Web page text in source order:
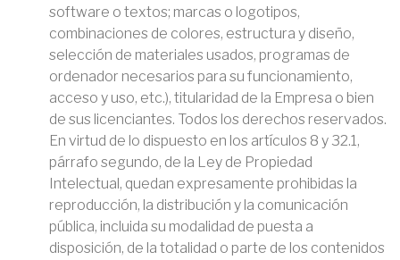
software o textos; marcas o logotipos,
combinaciones de colores, estructura y diseño,
selección de materiales usados, programas de
ordenador necesarios para su funcionamiento,
acceso y uso, etc.), titularidad de la Empresa o bien
de sus licenciantes. Todos los derechos reservados.
En virtud de lo dispuesto en los artículos 8 y 32.1,
párrafo segundo, de la Ley de Propiedad
Intelectual, quedan expresamente prohibidas la
reproducción, la distribución y la comunicación
pública, incluida su modalidad de puesta a
disposición, de la totalidad o parte de los contenidos